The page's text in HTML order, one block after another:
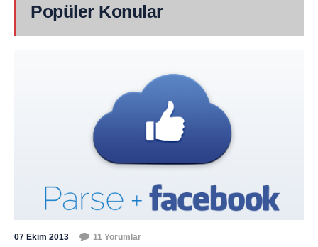
Popüler Konular
07 Ekim 2013 11 Yorumlar